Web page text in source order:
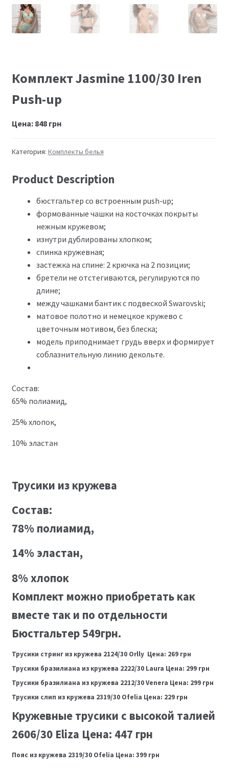
Комплект Jasmine 1100/30 Iren
Push-up
Цена: 848грн
Категория: Комплекты белья
Product Description
бюстгальтер со встроенным push-up;
формованные чашки на косточках покрыты
нежным кружевом;
изнутри дублированы хлопком;
спинка кружевная;
застежка на спине: 2 крючка на 2 позиции;
бретели не отстегиваются, регулируются по
длине;
между чашками бантик с подвеской Swarovski;
матовое полотно и немецкое кружево с
цветочным мотивом, без блеска;
модель приподнимает грудь вверх и формирует
соблазнительную линию декольте.
Состав:
65% полиамид,
25% хлопок,
10% эластан
Трусики из кружева
Состав:
78% полиамид,
14% эластан,
8% хлопок
Комплект можно приобретать как
вместе так и по отдельности
Бюстгальтер 549грн.
Трусики стринг из кружева 2124/30 Orlly Цена: 269 грн
Трусики бразилиана из кружева 2222/30 Laura Цена: 299 грн
Трусики бразилиана из кружева 2212/30 Venera Цена: 299 грн
Трусики слип из кружева 2319/30 Ofelia Цена: 229 грн
Кружевные трусики с высокой талией
2606/30 Eliza Цена: 447 грн
Пояс из кружева 2319/30 Ofelia Цена: 399 грн